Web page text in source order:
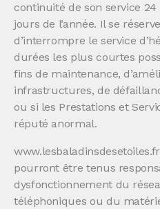
continuité de son service
jours de l’année. Il se
d’interrompre le service
durées les plus courtes
fins de maintenance,
infrastructures, de
ou si les Prestations et
réputé anormal.
pourront être tenus
dysfonctionnement du
téléphoniques ou du